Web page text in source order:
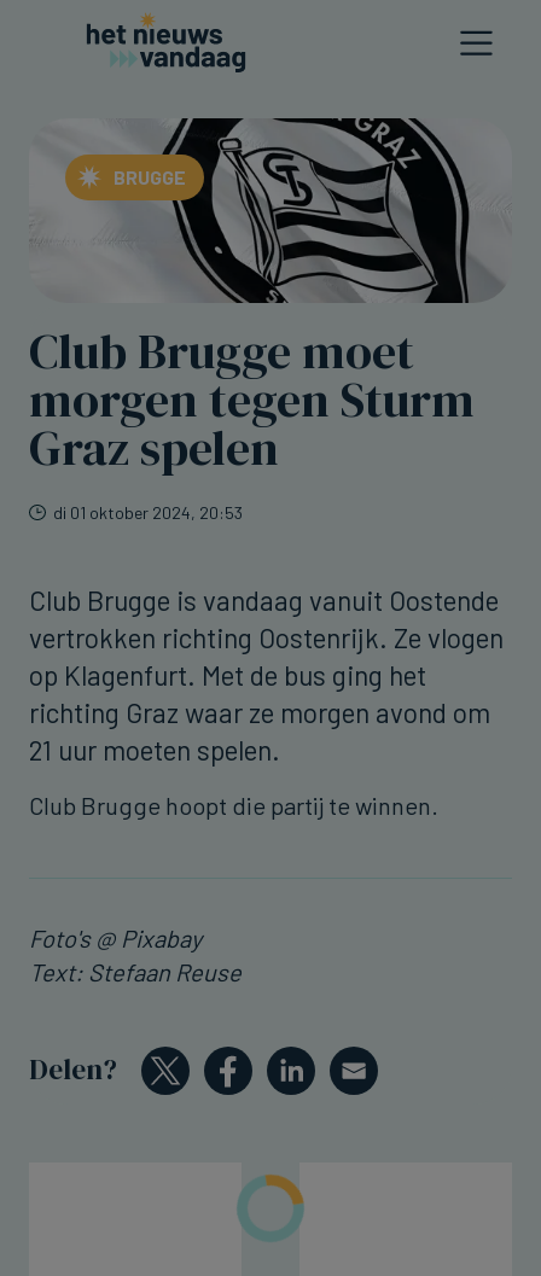
BRUGGE
Club Brugge moet
morgen tegen Sturm
Graz spelen
di 01 oktober 2024, 20:53
Club Brugge is vandaag vanuit Oostende
vertrokken richting Oostenrijk. Ze vlogen
op Klagenfurt. Met de bus ging het
richting Graz waar ze morgen avond om
21 uur moeten spelen.
Club Brugge hoopt die partij te winnen.
Foto's @ Pixabay
Text: Stefaan Reuse
Delen?